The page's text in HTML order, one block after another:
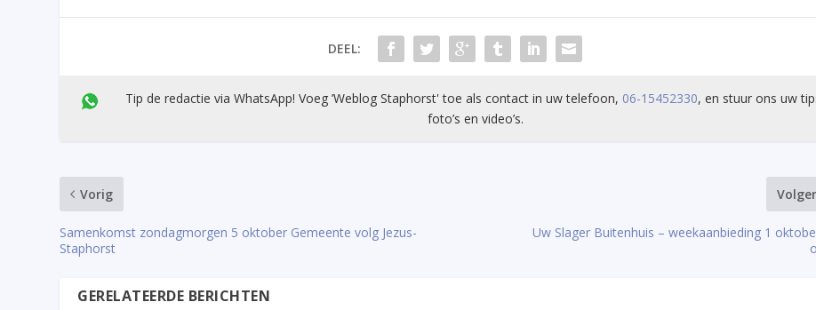
DEEL:
Tip de redactie via WhatsApp! Voeg ’Weblog Staphorst' toe als contact in uw telefoon, 06-15452330, en stuur ons uw
foto’s en video’s.
Vorig
Samenkomst zondagmorgen 5 oktober Gemeente volg Jezus-
Staphorst
Uw Slager Buitenhuis – weekaanbieding 1
GERELATEERDE BERICHTEN